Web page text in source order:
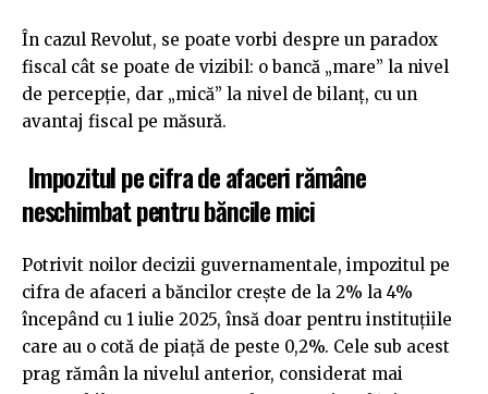
În cazul Revolut, se poate vorbi despre un paradox
fiscal cât se poate de vizibil: o bancă „mare” la nivel
de percepție, dar „mică” la nivel de bilanț, cu un
avantaj fiscal pe măsură.
Impozitul pe cifra de afaceri rămâne
neschimbat pentru băncile mici
Potrivit noilor decizii guvernamentale, impozitul pe
cifra de afaceri a băncilor crește de la 2% la 4%
începând cu 1 iulie 2025, însă doar pentru instituțiile
care au o cotă de piață de peste 0,2%. Cele sub acest
prag rămân la nivelul anterior, considerat mai